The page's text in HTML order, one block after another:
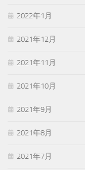
2022年1月
2021年12月
2021年11月
2021年10月
2021年9月
2021年8月
2021年7月